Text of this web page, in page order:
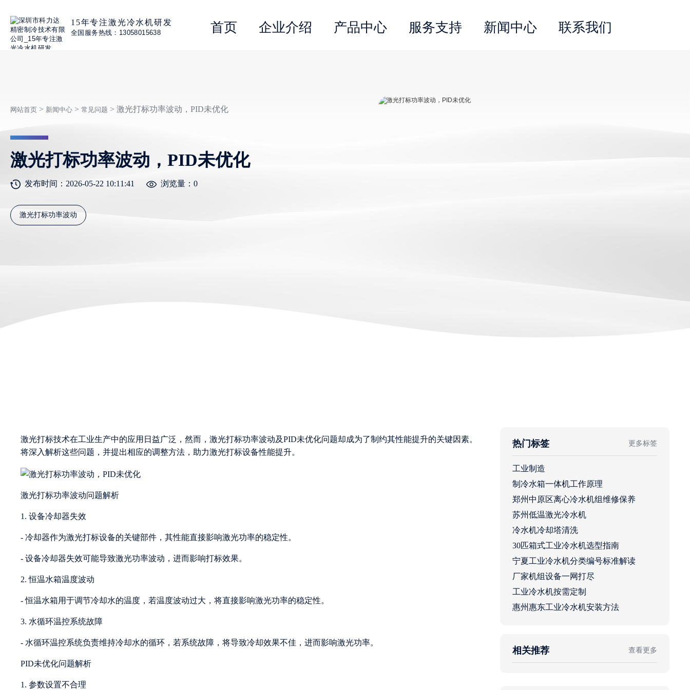
15年专注激光冷水机研发
全国服务热线：13058015638 首页 企业介绍 产品中心 服务支持 新闻中心 联系我们
网站首页 > 新闻中心 > 常见问题 > 激光打标功率波动，PID未优化
激光打标功率波动，PID未优化
发布时间：2026-05-22 10:11:41 浏览量： 0
激光打标功率波动
激光打标技术在工业生产中的应用日益广泛，然而，激光打标功率波动及PID未优化问题却成为了制约其性能提升的关键因素。
将深入解析这些问题，并提出相应的调整方法，助力激光打标设备性能提升。
激光打标功率波动问题解析
1. 设备冷却器失效
- 冷却器作为激光打标设备的关键部件，其性能直接影响激光功率的稳定性。
- 设备冷却器失效可能导致激光功率波动，进而影响打标效果。
2. 恒温水箱温度波动
- 恒温水箱用于调节冷却水的温度，若温度波动过大，将直接影响激光功率的稳定性。
3. 水循环温控系统故障
- 水循环温控系统负责维持冷却水的循环，若系统故障，将导致冷却效果不佳，进而影响激光功率。
PID未优化问题解析
1. 参数设置不合理
热门标签 更多标签
工业制造
制冷水箱一体机工作原理
郑州中原区离心冷水机组维修保养
苏州低温激光冷水机
冷水机冷却塔清洗
30匹箱式工业冷水机选型指南
宁夏工业冷水机分类编号标准解读
厂家机组设备一网打尽
工业冷水机按需定制
惠州惠东工业冷水机安装方法
相关推荐 查看更多